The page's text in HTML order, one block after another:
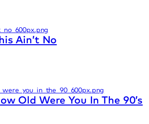
Ain’t No
Old Were You In The 90’s